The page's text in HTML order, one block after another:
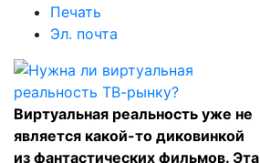
Печать
Эл. почта
Виртуальная реальность уже не
является какой-то диковинкой
из фантастических фильмов. Эта